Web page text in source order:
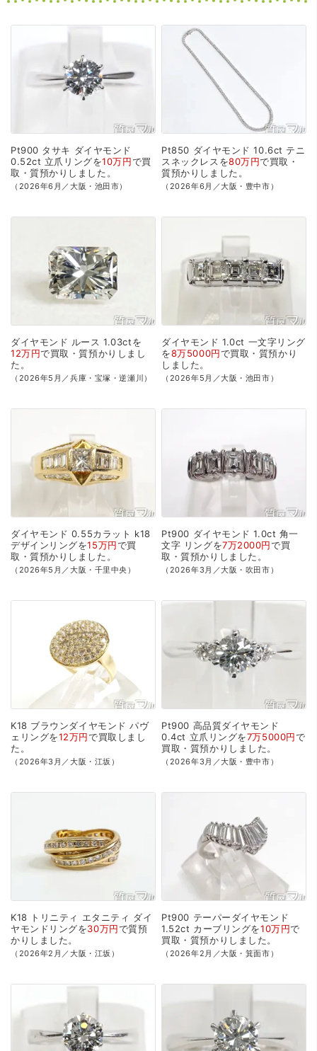
Pt900 タサキ ダイヤモンド
0.52ct 立爪リングを10万円で買
取・質預かり しました。
（2026年6月／大阪・池田市）
Pt850 ダイヤモンド 10.6ct テニ
スネックレスを80万円で買取・
質預かり しました。
（2026年6月／大阪・豊中市）
ダイヤモンド ルース 1.03ctを
12万円で買取・質預かり しまし
た。
（2026年5月／兵庫・宝塚・逆瀬川）
ダイヤモンド 1.0ct 一文字リング
を8万5000円で買取・質預かり
しました。
（2026年5月／大阪・池田市）
ダイヤモンド 0.55カラット k18
デザインリングを15万円で買
取・質預かり しました。
（2026年5月／大阪・千里中央）
Pt900 ダイヤモンド 1.0ct 角一
文字 リングを7万2000円で買
取・質預かり しました。
（2026年3月／大阪・吹田市）
K18 ブラウンダイヤモンド パヴ
ェリングを12万円で買取 しまし
た。
（2026年3月／大阪・江坂）
Pt900 高品質ダイヤモンド
0.4ct 立爪リングを7万5000円で
買取・質預かり しました。
（2026年3月／大阪・豊中市）
K18 トリニティ エタニティ ダイ
ヤモンドリングを30万円で質預
かり しました。
（2026年2月／大阪・江坂）
Pt900 テーパーダイヤモンド
1.52ct カーブリングを10万円で
買取・質預かり しました。
（2026年2月／大阪・箕面市）